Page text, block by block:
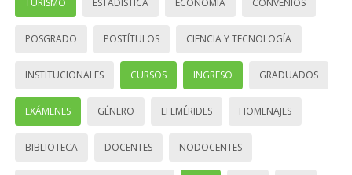
TURISMO ESTADÍSTICA ECONOMÍA CONVENIOS
POSGRADO POSTÍTULOS CIENCIA Y TECNOLOGÍA
INSTITUCIONALES CURSOS INGRESO GRADUADOS
EXÁMENES GÉNERO EFEMÉRIDES HOMENAJES
BIBLIOTECA DOCENTES NODOCENTES